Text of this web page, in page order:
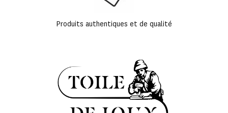
Produits authentiques et de qualité